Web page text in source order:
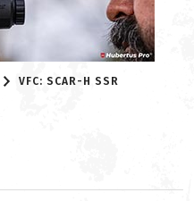
VFC: SCAR-H SSR